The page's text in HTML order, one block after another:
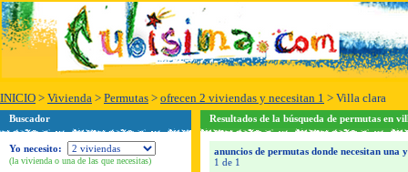
INICIO > Vivienda > Permutas > ofrecen 2 viviendas y necesitan 1 > Villa clara
Buscador
Yo necesito:
(la vivienda o una de las que necesitas)
Resultados de la búsqueda de permutas en
anuncios de permutas donde necesitan una
1 de 1